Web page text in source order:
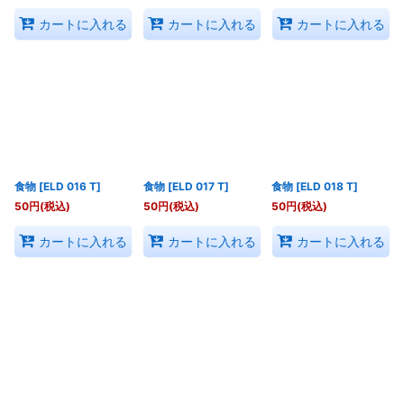
カートに入れる カートに入れる カートに入れる
食物 [ELD 016 T]
50円(税込)
カートに入れる
食物 [ELD 017 T]
50円(税込)
カートに入れる
食物 [ELD 018 T]
50円(税込)
カートに入れる